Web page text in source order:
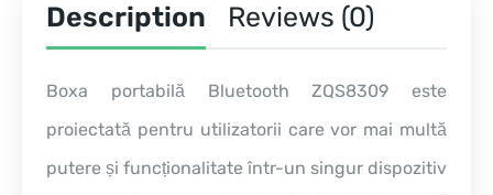
pentru
Karaoke
Petreceri
quantity
Description Reviews (0)
Boxa portabilă Bluetooth ZQS8309 este
proiectată pentru utilizatorii care vor mai multă
putere și funcționalitate într-un singur dispozitiv